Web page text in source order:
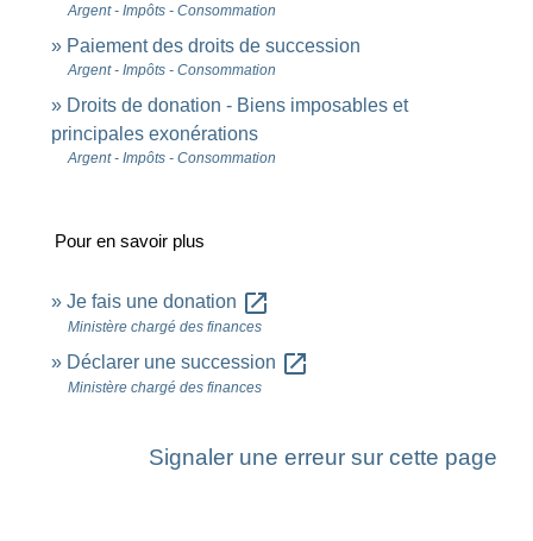
Argent - Impôts - Consommation
Paiement des droits de succession
Argent - Impôts - Consommation
Droits de donation - Biens imposables et
principales exonérations
Argent - Impôts - Consommation
Pour en savoir plus
Je fais une donation open_in_new
Ministère chargé des finances
Déclarer une succession open_in_new
Ministère chargé des finances
Signaler une erreur sur cette page